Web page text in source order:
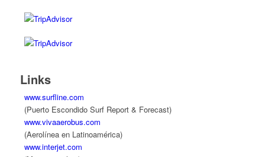
Links
www.surfline.com
(Puerto Escondido Surf Report & Forecast)
www.vivaaerobus.com
(Aerolínea en Latinoamérica)
www.interjet.com